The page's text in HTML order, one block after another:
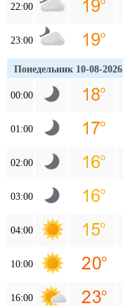
22:00
23:00
Понедельник 10-08-2026
00:00
01:00
02:00
03:00
04:00
10:00
16:00